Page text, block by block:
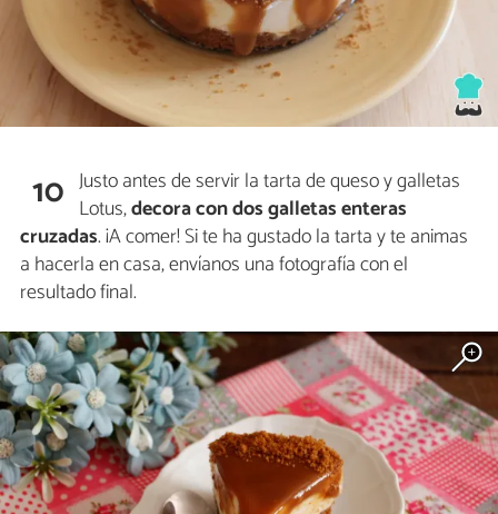
10 Justo antes de servir la tarta de queso y galletas
Lotus,decora con dos galletas enteras
cruzadas. ¡A comer! Si te ha gustado la tarta y te animas
a hacerla en casa, envíanos una fotografía con el
resultado final.